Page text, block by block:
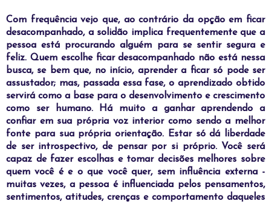
Com frequência vejo que, ao contrário da opção em ficar
desacompanhado, a solidão implica frequentemente que a
pessoa está procurando alguém para se sentir segura e
feliz. Quem escolhe ficar desacompanhado não está nessa
busca, se bem que, no início, aprender a ficar só pode ser
assustador; mas, passada essa fase, o aprendizado obtido
servirá como a base para o desenvolvimento e crescimento
como ser humano. Há muito a ganhar aprendendo a
confiar em sua própria voz interior como sendo a melhor
fonte para sua própria orientação. Estar só dá liberdade
de ser introspectivo, de pensar por si próprio. Você será
capaz de fazer escolhas e tomar decisões melhores sobre
quem você é e o que você quer, sem influência externa -
muitas vezes, a pessoa é influenciada pelos pensamentos,
sentimentos, atitudes, crenças e comportamento daqueles